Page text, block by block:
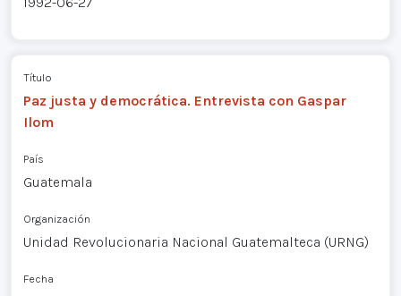
Título
Paz justa y democrática. Entrevista con Gaspar
Ilom
País
Guatemala
Organización
Unidad Revolucionaria Nacional Guatemalteca (URNG)
Fecha